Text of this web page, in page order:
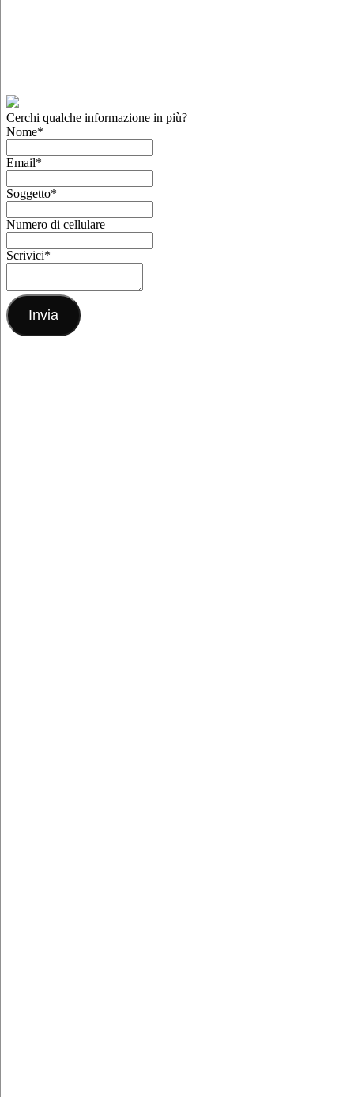
Cerchi qualche informazione in più?
Nome*
Email*
Soggetto*
Numero di cellulare
Scrivici*
Invia